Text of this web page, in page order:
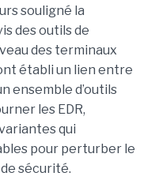
souligné la
des outils de
des terminaux
établi un lien entre
ensemble d’outils
les EDR,
qui
pour perturber le
sécurité.